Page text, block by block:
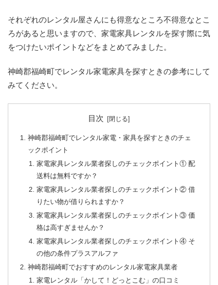
それぞれのレンタル屋さんにも得意なところ不得意なとこ
ろがあると思いますので、家電家具レンタルを探す際に気
をつけたいポイントなどをまとめてみました。
神崎郡福崎町でレンタル家電家具を探すときの参考にして
みてください。
目次
神崎郡福崎町でレンタル家電・家具を探すときのチェ
ックポイント
家電家具レンタル業者探しのチェックポイント① 配
送料は無料ですか？
家電家具レンタル業者探しのチェックポイント② 借
りたい物が借りられますか？
家電家具レンタル業者探しのチェックポイント③ 価
格は高すぎませんか？
家電家具レンタル業者探しのチェックポイント④ そ
の他の条件プラスアルファ
神崎郡福崎町でおすすめのレンタル家電家具業者
家電レンタル「かして！どっとこむ」の口コミ